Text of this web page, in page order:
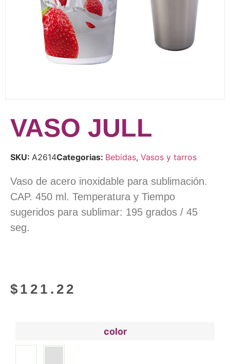
VASO JULL
SKU: A2614Categorias: Bebidas, Vasos y tarros
Vaso de acero inoxidable para sublimación.
CAP. 450 ml. Temperatura y Tiempo
sugeridos para sublimar: 195 grados / 45
seg.
$ 121.22
color